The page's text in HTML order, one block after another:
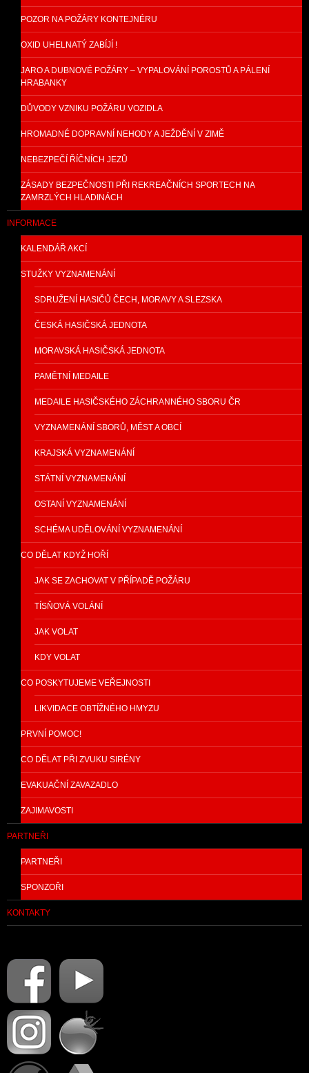
POZOR NA POŽÁRY KONTEJNÉRU
OXID UHELNATÝ ZABÍJÍ !
JARO A DUBNOVÉ POŽÁRY – VYPALOVÁNÍ POROSTŮ A PÁLENÍ
HRABANKY
DŮVODY VZNIKU POŽÁRU VOZIDLA
HROMADNÉ DOPRAVNÍ NEHODY A JEŽDĚNÍ V ZIMĚ
NEBEZPEČÍ ŘÍČNÍCH JEZŮ
ZÁSADY BEZPEČNOSTI PŘI REKREAČNÍCH SPORTECH NA
ZAMRZLÝCH HLADINÁCH
INFORMACE
KALENDÁŘ AKCÍ
STUŽKY VYZNAMENÁNÍ
SDRUŽENÍ HASIČŮ ČECH, MORAVY A SLEZSKA
ČESKÁ HASIČSKÁ JEDNOTA
MORAVSKÁ HASIČSKÁ JEDNOTA
PAMĚTNÍ MEDAILE
MEDAILE HASIČSKÉHO ZÁCHRANNÉHO SBORU ČR
VYZNAMENÁNÍ SBORŮ, MĚST A OBCÍ
KRAJSKÁ VYZNAMENÁNÍ
STÁTNÍ VYZNAMENÁNÍ
OSTANÍ VYZNAMENÁNÍ
SCHÉMA UDĚLOVÁNÍ VYZNAMENÁNÍ
CO DĚLAT KDYŽ HOŘÍ
JAK SE ZACHOVAT V PŘÍPADĚ POŽÁRU
TÍSŇOVÁ VOLÁNÍ
JAK VOLAT
KDY VOLAT
CO POSKYTUJEME VEŘEJNOSTI
LIKVIDACE OBTÍŽNÉHO HMYZU
PRVNÍ POMOC!
CO DĚLAT PŘI ZVUKU SIRÉNY
EVAKUAČNÍ ZAVAZADLO
ZAJIMAVOSTI
PARTNEŘI
PARTNEŘI
SPONZOŘI
KONTAKTY